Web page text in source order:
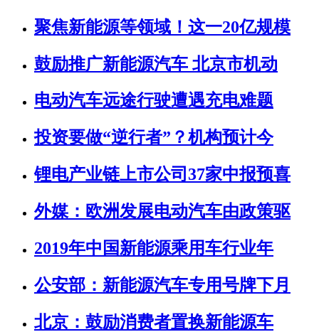
聚焦新能源等领域！这一20亿规模
鼓励推广新能源汽车 北京市机动
电动汽车远途行驶遭遇充电难题
投资要做“逆行者”？机构预计今
锂电产业链上市公司37家中报预喜
外媒：欧洲发展电动汽车由政策驱
​2019年中国新能源乘用车行业年
公安部：新能源汽车专用号牌下月
北京：鼓励消费者置换新能源车